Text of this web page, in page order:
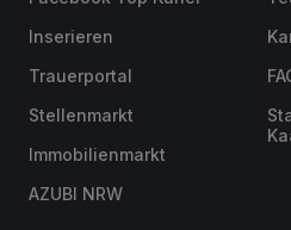
Inserieren
Trauerportal
Stellenmarkt
Immobilienmarkt
AZUBI NRW